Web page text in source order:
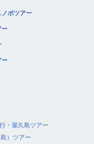
ボツアー
ー
ー
・屋久島ツアー
）ツアー